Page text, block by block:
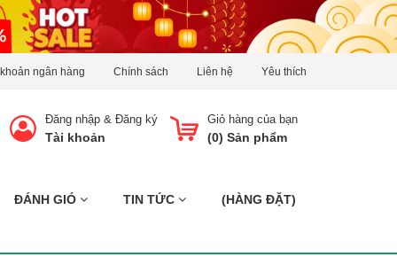
ngân hàng Chính sách Liên hệ Yêu thích
Giỏ hàng của bạn
(0) Sản phẩm
Đăng nhập & Đăng ký
Tài khoản
ĐÁNH GIÓ TIN TỨC (HÀNG ĐẶT)